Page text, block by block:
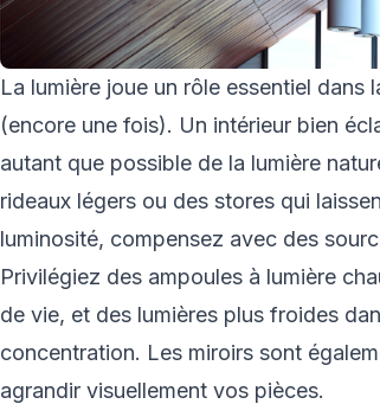
La lumière joue un rôle essentiel
(encore une fois). Un intérieur bien
autant que possible de la lumière
rideaux légers ou des stores qui
luminosité, compensez avec des
Privilégiez des ampoules à lumière
de vie, et des lumières plus froides
concentration. Les miroirs sont
agrandir visuellement vos pièces.